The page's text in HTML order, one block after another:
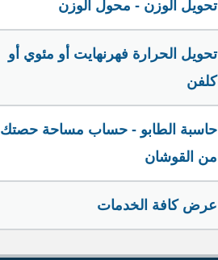
تحويل الوزن - محول الوزن
تحويل الحرارة فهرنهايت أو مئوي أو
كلفن
حاسبة الطابو - حساب مساحة حصتك
من القوشان
عرض كافة الخدمات